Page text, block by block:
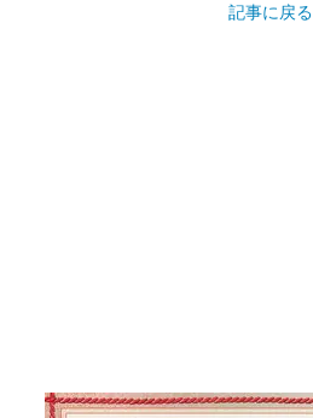
記事に戻る